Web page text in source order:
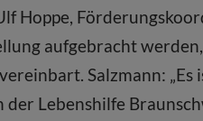
Hoppe,
aufgebracht
Salzmann: „Es
Lebenshilfe